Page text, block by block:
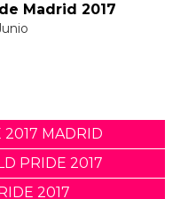
Madrid 2017
MADRID
PRIDE 2017
2017